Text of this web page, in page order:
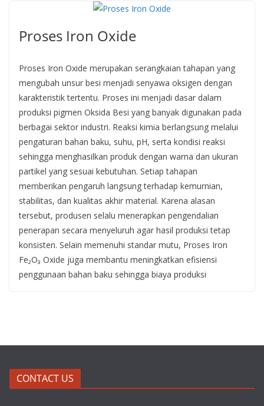
Proses Iron Oxide
Proses Iron Oxide merupakan serangkaian tahapan yang
mengubah unsur besi menjadi senyawa oksigen dengan
karakteristik tertentu. Proses ini menjadi dasar dalam
produksi pigmen Oksida Besi yang banyak digunakan pada
berbagai sektor industri. Reaksi kimia berlangsung melalui
pengaturan bahan baku, suhu, pH, serta kondisi reaksi
sehingga menghasilkan produk dengan warna dan ukuran
partikel yang sesuai kebutuhan. Setiap tahapan
memberikan pengaruh langsung terhadap kemurnian,
stabilitas, dan kualitas akhir material. Karena alasan
tersebut, produsen selalu menerapkan pengendalian
penerapan secara menyeluruh agar hasil produksi tetap
konsisten. Selain memenuhi standar mutu, Proses Iron
Fe₂O₃ Oxide juga membantu meningkatkan efisiensi
penggunaan bahan baku sehingga biaya produksi
CONTACT US